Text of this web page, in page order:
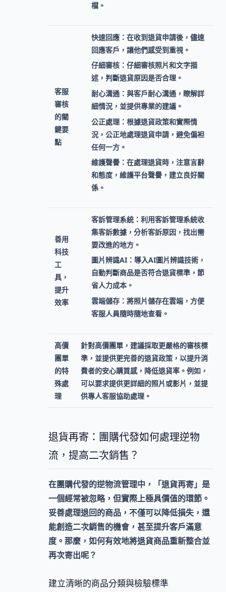
檔。
客服
審核
的關
鍵要
點
快速回應： 在收到退貨申請後，儘速
回應客戶，讓他們感受到重視。
仔細審核： 仔細審核照片和文字描
述，判斷退貨原因是否合理。
耐心溝通： 與客戶耐心溝通，瞭解詳
細情況，並提供專業的建議。
公正處理： 根據退貨政策和實際情
況，公正地處理退貨申請，避免偏袒
任何一方。
維護聲譽： 在處理退貨時，注意言辭
和態度，維護平台聲譽，建立良好關
係。
善用
科技
工
具，
提升
效率
客訴管理系統： 利用客訴管理系統收
集客訴數據，分析客訴原因，找出需
要改進的地方。
圖片辨識AI： 導入AI圖片辨識技術，
自動判斷商品是否符合退貨標準，節
省人力成本。
雲端儲存： 將照片儲存在雲端，方便
客服人員隨時隨地查看。
高價
團單
的特
殊處
理
針對高價團單，建議採取更嚴格的審核標
準，並提供更完善的退貨政策，以提升消
費者的安心購買感，降低退貨率。例如，
可以要求提供更詳細的照片或影片，並提
供專人客服協助處理。
退貨再寄：團購代發如何處理逆物
流，提高二次銷售？
在團購代發的逆物流管理中，「退貨再寄」是
一個經常被忽略，但實際上極具價值的環節。
妥善處理退回的商品，不僅可以降低損失，還
能創造二次銷售的機會，甚至提升客戶滿意
度。那麼，如何有效地將退貨商品重新整合並
再次寄出呢？
建立清晰的商品分類與檢驗標準